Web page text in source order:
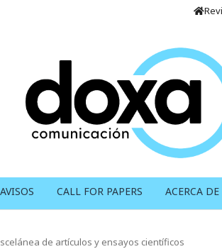
AVISOS CALL FOR PAPERS ACERCA DE
de artículos y ensayos científicos